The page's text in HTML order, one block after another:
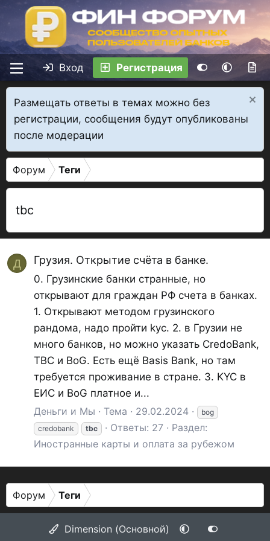
Вход Регистрация
Размещать ответы в темах можно без
регистрации, сообщения будут опубликованы
после модерации
Форум Теги
tbc
Д Грузия. Открытие счёта в банке.
0. Грузинские банки странные, но
открывают для граждан РФ счета в банках.
1. Открывают методом грузинского
рандома, надо пройти kyc. 2. в Грузии не
много банков, но можно указать CredoBank,
TBC и BoG. Есть ещё Basis Bank, но там
требуется проживание в стране. 3. KYC в
ЕИС и BoG платное и...
Деньги и Мы
Тема 29.02.2024
bog
credobank
tbc Ответы: 27
Раздел:
Иностранные карты и оплата за рубежом
Форум Теги
Dimension (Основной)